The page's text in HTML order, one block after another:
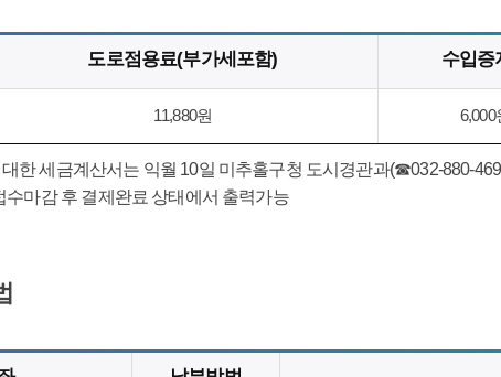
도로점용료(부가세포함) 수입증
11,880원 6,000
한 세금계산서는 익월 10일 미추홀구청 도시경관과(☎032-880-
수마감 후 결제완료 상태에서 출력가능